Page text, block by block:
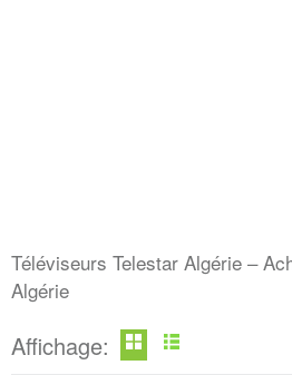
Téléviseurs Telestar Algérie –
Algérie
Affichage: